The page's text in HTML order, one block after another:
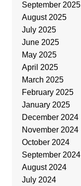
September 2025
August 2025
July 2025
June 2025
May 2025
April 2025
March 2025
February 2025
January 2025
December 2024
November 2024
October 2024
September 2024
August 2024
July 2024